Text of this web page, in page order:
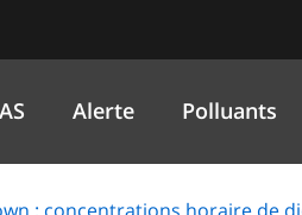
Alerte Polluants